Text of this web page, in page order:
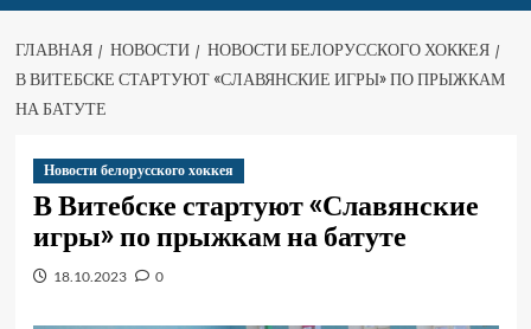
ГЛАВНАЯ НОВОСТИ
НОВОСТИ БЕЛОРУССКОГО ХОККЕЯ
В ВИТЕБСКЕ СТАРТУЮТ «СЛАВЯНСКИЕ ИГРЫ» ПО ПРЫЖКАМ
НА БАТУТЕ
Новости белорусского хоккея
В Витебске стартуют «Славянские
игры» по прыжкам на батуте
18.10.2023 0